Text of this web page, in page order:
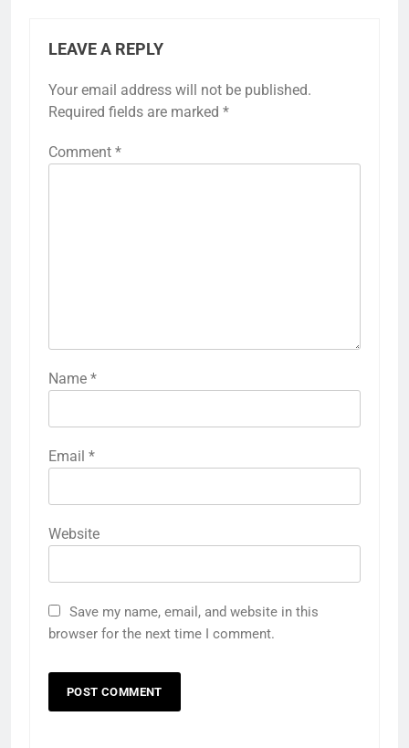
LEAVE A REPLY
Your email address will not be published.
Required fields are marked *
Comment *
Name *
Email *
Website
Save my name, email, and website in this
browser for the next time I comment.